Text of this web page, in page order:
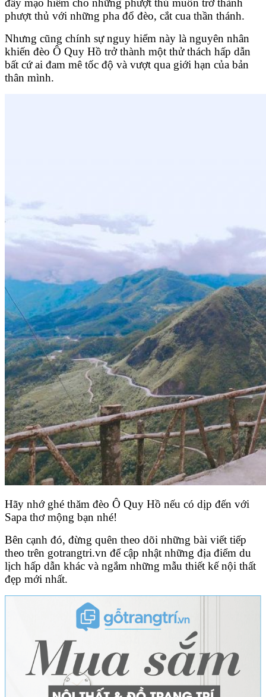
đầy mạo hiểm cho những phượt thủ muốn trở thành
phượt thủ với những pha đổ đèo, cắt cua thần thánh.
Nhưng cũng chính sự nguy hiểm này là nguyên nhân
khiến đèo Ô Quy Hồ trở thành một thử thách hấp dẫn
bất cứ ai đam mê tốc độ và vượt qua giới hạn của bản
thân mình.
Hãy nhớ ghé thăm đèo Ô Quy Hồ nếu có dịp đến với
Sapa thơ mộng bạn nhé!
Bên cạnh đó, đừng quên theo dõi những bài viết tiếp
theo trên gotrangtri.vn để cập nhật những địa điểm du
lịch hấp dẫn khác và ngắm những mẫu thiết kế nội thất
đẹp mới nhất.